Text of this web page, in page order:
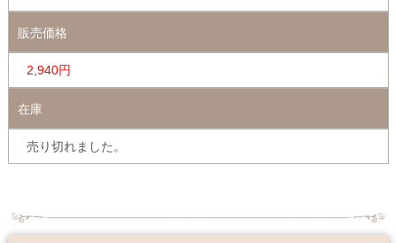
販売価格
2,940円
在庫
売り切れました。